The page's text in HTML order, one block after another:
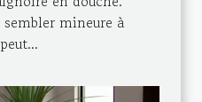
mineure à